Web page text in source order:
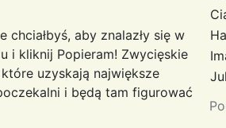
chciałbyś, aby znalazły się w
i kliknij Popieram! Zwycięskie
uzyskają największe
i będą tam figurować